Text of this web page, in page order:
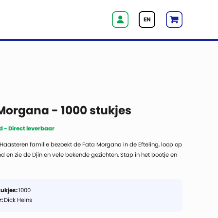
EN
- 1000 stukjes
- Direct leverbaar
familie bezoekt de Fata Morgana in de Efteling, loop op
en zie de Djin en vele bekende gezichten. Stap in het bootje en
1000
Dick Heins